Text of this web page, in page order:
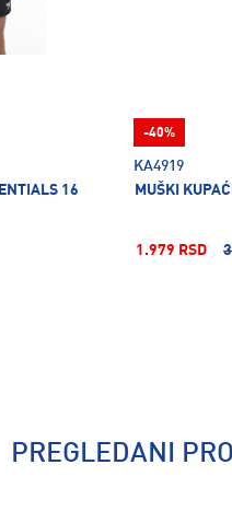
16
KA4919
MUŠKI
1.979 RSD
-40%
PREGLEDANI